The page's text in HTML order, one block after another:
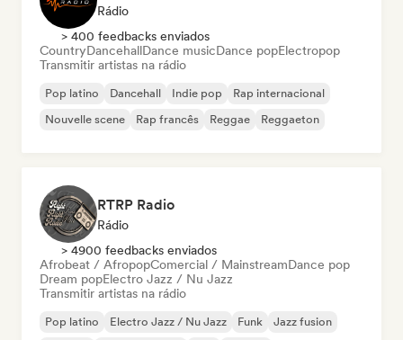
Rádio
> 400 feedbacks enviados
CountryDancehallDance musicDance popElectropop
Transmitir artistas na rádio
Pop latino Dancehall Indie pop
Rap internacional
Nouvelle scene
Rap francês Reggae Reggaeton
RTRP Radio
Rádio
> 4900 feedbacks enviados
Afrobeat / AfropopComercial / MainstreamDance pop
Dream popElectro Jazz / Nu Jazz
Transmitir artistas na rádio
Pop latino Electro Jazz / Nu Jazz Funk
Jazz fusion